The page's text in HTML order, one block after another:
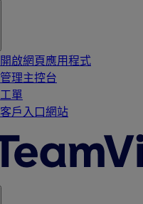
開啟網頁應用程式
管理主控台
工單
客戶入口網站